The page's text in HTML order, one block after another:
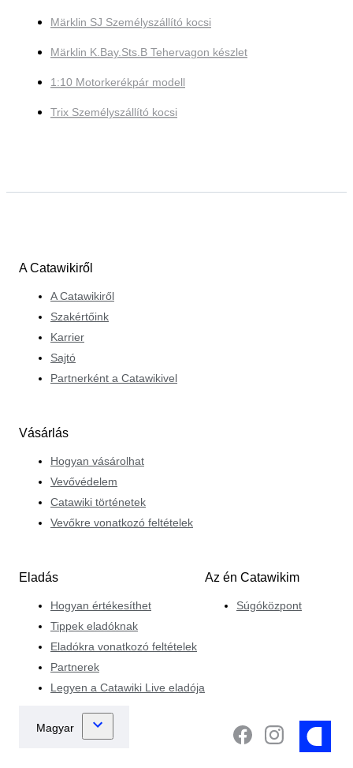
Märklin SJ Személyszállító kocsi
Märklin K.Bay.Sts.B Tehervagon készlet
1:10 Motorkerékpár modell
Trix Személyszállító kocsi
A Catawikiről
A Catawikiről
Szakértőink
Karrier
Sajtó
Partnerként a Catawikivel
Vásárlás
Hogyan vásárolhat
Vevővédelem
Catawiki történetek
Vevőkre vonatkozó feltételek
Eladás
Hogyan értékesíthet
Tippek eladóknak
Eladókra vonatkozó feltételek
Partnerek
Legyen a Catawiki Live eladója
Az én Catawikim
Súgóközpont